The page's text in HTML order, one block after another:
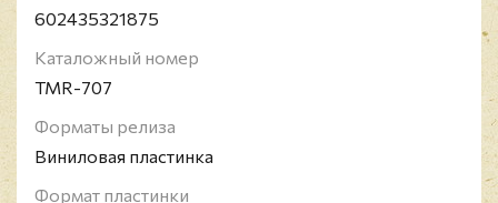
премию Грэмми в 2021 году за "лучший рок-
Лимитированное пронумерованное издание на
красном виниле с альтернативным оформлением
включает постер.
Сэр Джеймс Пол Маккартни - британский
602435321875
Каталожный номер
TMR-707
Форматы релиза
Виниловая пластинка
Формат пластинки